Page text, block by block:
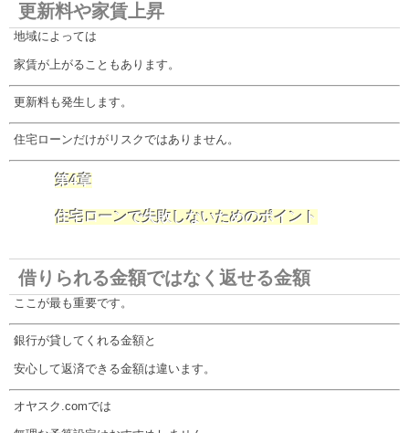
更新料や家賃上昇
地域によっては
家賃が上がることもあります。
更新料も発生します。
住宅ローンだけがリスクではありません。
第4章
住宅ローンで失敗しないためのポイント
借りられる金額ではなく返せる金額
ここが最も重要です。
銀行が貸してくれる金額と
安心して返済できる金額は違います。
オヤスク.comでは